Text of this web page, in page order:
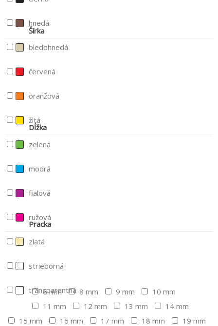
hnedá
bledohnedá
červená
oranžová
žltá
zelená
modrá
fialová
ružová
zlatá
strieborná
transparentná
Šírka
6 mm 8 mm 9 mm
10 mm
11 mm
12 mm 13 mm
14 mm
15 mm
16 mm 17 mm 18 mm
19 mm
Dĺžka
Pracka